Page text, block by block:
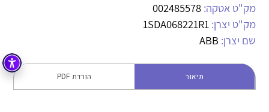
והפצה של מוצרי
מיתוג, בקרה , ואינסטלציה חשמלית ופעילה ב7 תחומים:
חשמל מיתוג ואינסטלציה חשמלית
בקרה
זיוודלכל מוצרי היצרן לכל מוצרי היצרן
מק"ט אטקה: 002485578
מק"ט יצרן: 1SDA068221R1
שם יצרן: ABB
תיאור הורדת PDF